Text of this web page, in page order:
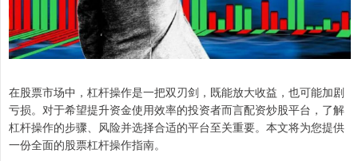
在股票市场中，杠杆操作是一把双刃剑，既能放大收益，也可能加剧
亏损。对于希望提升资金使用效率的投资者而言配资炒股平台，了解
杠杆操作的步骤、风险并选择合适的平台至关重要。本文将为您提供
一份全面的股票杠杆操作指南。